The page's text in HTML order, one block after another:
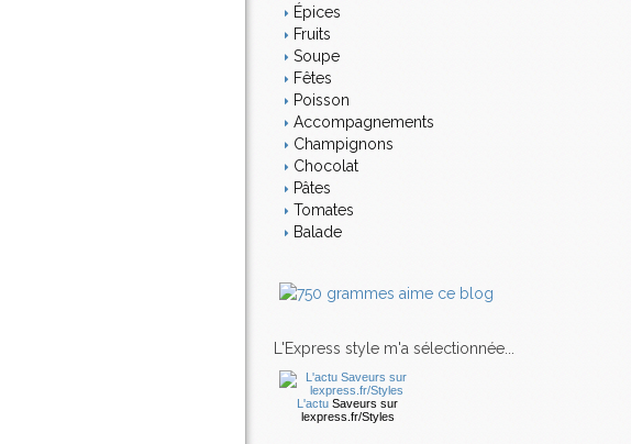
Épices
Fruits
Soupe
Fêtes
Poisson
Accompagnements
Champignons
Chocolat
Pâtes
Tomates
Balade
L'Express style m'a sélectionnée...
L'actu Saveurs sur
lexpress.fr/Styles